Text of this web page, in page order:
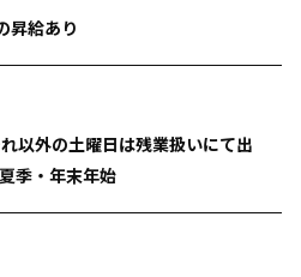
昇給あり
以外の土曜日は残業扱いにて出
季・年末年始